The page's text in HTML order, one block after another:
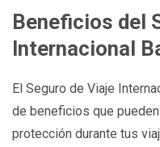
Beneficios del
Internacional
El Seguro de Viaje
de beneficios que
protección durante tus